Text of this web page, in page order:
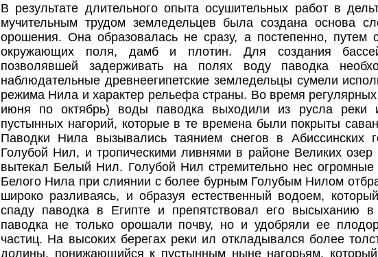
В результате длительного опыта осушительных работ в
мучительным трудом земледельцев была создана основа
орошения. Она образовалась не сразу, а постепенно, путем
окружающих поля, дамб и плотин. Для создания
позволявшей задерживать на полях воду паводка
наблюдательные древнеегипетские земледельцы сумели
режима Нила и характер рельефа страны. Во время
июня по октябрь) воды паводка выходили из русла реки
пустынных нагорий, которые в те времена были покрыты
Паводки Нила вызывались таянием снегов в Абиссинских
Голубой Нил, и тропическими ливнями в районе Великих
вытекал Белый Нил. Голубой Нил стремительно нес
Белого Нила при слиянии с более бурным Голубым Нилом
широко разливаясь, и образуя естественный водоем,
спаду паводка в Египте и препятствовал его высыханию
паводка не только орошали почву, но и удобряли ее
частиц. На высоких берегах реки ил откладывался более
долины, понижающийся к пустынным ныне нагорьям, который